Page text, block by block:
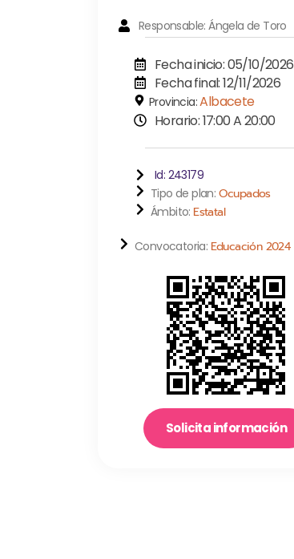
Responsable: Ángela de Toro
Fecha inicio: 05/10/2026
Fecha final: 12/11/2026
Provincia:Albacete
Horario: 17:00 A 20:00
Id: 243179
Tipo de plan: Ocupados
Ámbito: Estatal
Convocatoria: Educación 2024
Solicita información